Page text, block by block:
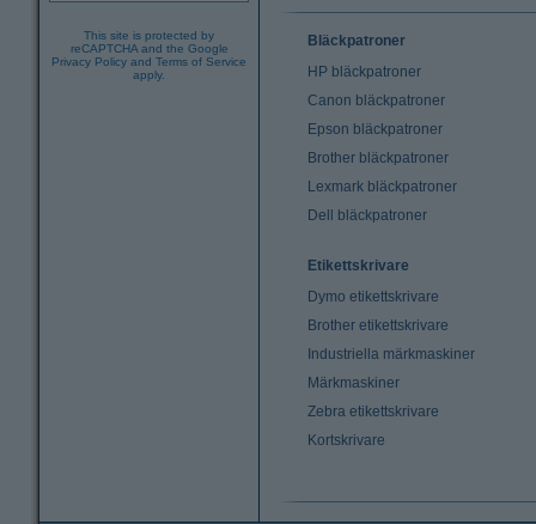
This site is protected by
reCAPTCHA and the Google
Privacy Policy and Terms of Service
apply.
Bläckpatroner
HP bläckpatroner
Canon bläckpatroner
Epson bläckpatroner
Brother bläckpatroner
Lexmark bläckpatroner
Dell bläckpatroner
Etikettskrivare
Dymo etikettskrivare
Brother etikettskrivare
Industriella märkmaskiner
Märkmaskiner
Zebra etikettskrivare
Kortskrivare